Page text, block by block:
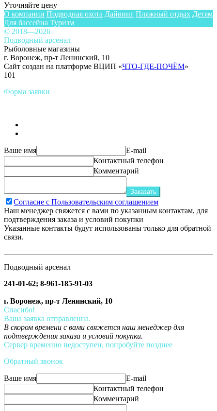
Уточняйте цену
О компании Подводная охота Дайвинг Пляжный отдых Детям
Для бассейна Туризм
© 2018—2026
Подводный арсенал
Рыболовные магазины
г. Воронеж, пр-т Ленинский, 10
Сайт создан на платформе ВЦИП «ЧТО-ГДЕ-ПОЧЁМ»
101
Форма заявки
Ваше имя
E-mail
Контактный телефон
Комментарий
Заказать
Согласие с Пользовательским соглашением
Наш менеджер свяжется с вами по указанным контактам, для
подтверждения заказа и условий покупки
Указанные контакты будут использованы только для обратной
связи.
Подводный арсенал
241-01-62; 8-961-185-91-03
г. Воронеж, пр-т Ленинский, 10
Спасибо!
Ваша заявка отправленна.
В скором времени с вами свяжется наш менеджер для
подтверждения заказа и условий покупки.
Сервер временно недоступен, попробуйте позднее
Обратный звонок
Ваше имя
E-mail
Контактный телефон
Комментарий